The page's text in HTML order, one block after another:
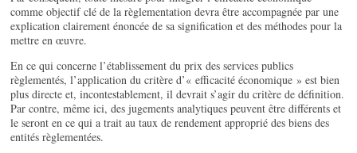
comme objectif clé de la règlementation devra être accompagnée par une
explication clairement énoncée de sa signification et des méthodes pour la
mettre en œuvre.
En ce qui concerne l’établissement du prix des services publics
règlementés, l’application du critère d’« efficacité économique » est bien
plus directe et, incontestablement, il devrait s’agir du critère de définition.
Par contre, même ici, des jugements analytiques peuvent être différents et
le seront en ce qui a trait au taux de rendement approprié des biens des
entités règlementées.